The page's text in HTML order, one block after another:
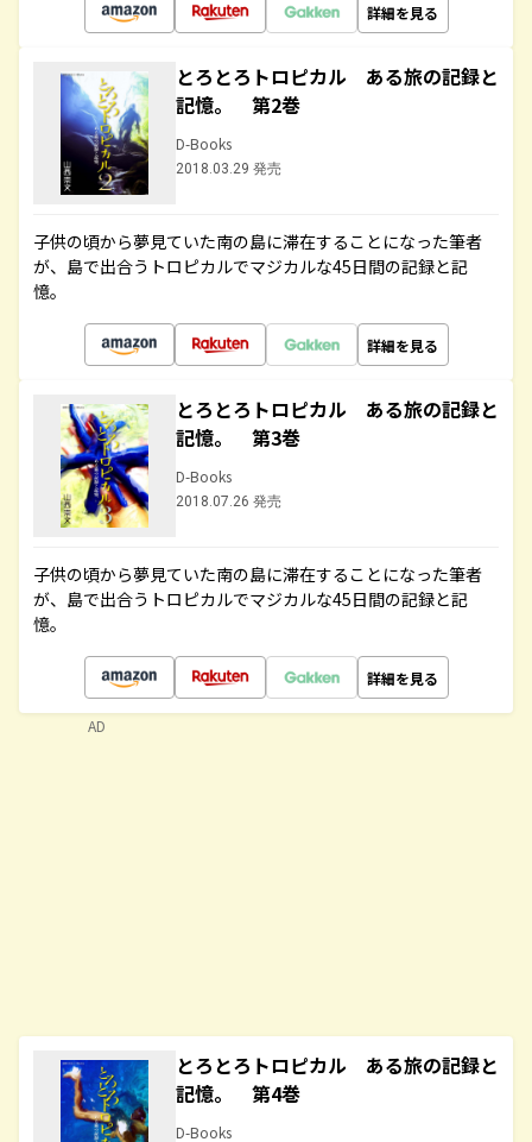
詳細を見る
とろとろトロピカル ある旅の記録と
記憶。 第2巻
D-Books
2018.03.29 発売
子供の頃から夢見ていた南の島に滞在することになった筆者
が、島で出合うトロピカルでマジカルな45日間の記録と記
憶。
詳細を見る
とろとろトロピカル ある旅の記録と
記憶。 第3巻
D-Books
2018.07.26 発売
子供の頃から夢見ていた南の島に滞在することになった筆者
が、島で出合うトロピカルでマジカルな45日間の記録と記
憶。
詳細を見る
とろとろトロピカル ある旅の記録と
記憶。 第4巻
D-Books
AD